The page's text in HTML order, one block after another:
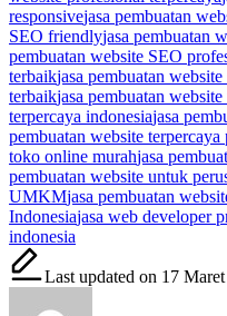
responsivejasa pembuatan
SEO friendlyjasa pembuatan
pembuatan website SEO
terbaikjasa pembuatan website
terbaikjasa pembuatan website
terpercaya indonesiajasa
pembuatan website terpercaya
toko online murahjasa
pembuatan website untuk
UMKMjasa pembuatan
Indonesiajasa web developer
indonesia
Last updated on 17